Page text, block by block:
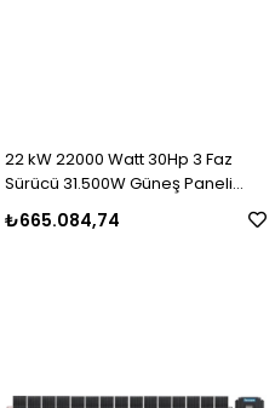
22 kW 22000 Watt 30Hp 3 Faz
Sürücü 31.500W Güneş Paneli
Sulama Paket-30
₺665.084,74